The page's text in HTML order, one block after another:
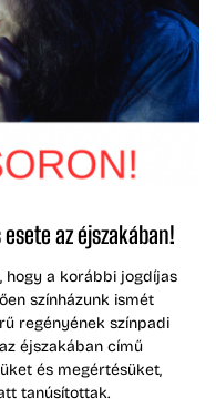
az éjszakában!
hogy a korábbi jogdíjas
színházunk ismét
regényének színpadi
éjszakában című
és megértésüket,
tanúsítottak.